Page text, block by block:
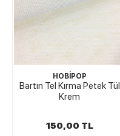
HOBİPOP
Bartın Tel Kırma Petek Tül
Krem
150,00 TL